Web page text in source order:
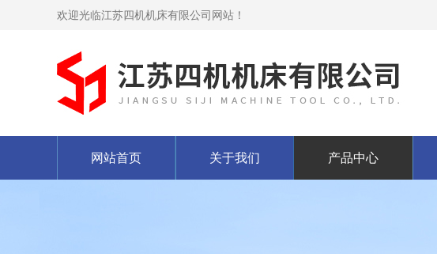
欢迎光临江苏四机机床有限公司网站！
网站首页 关于我们 产品中心